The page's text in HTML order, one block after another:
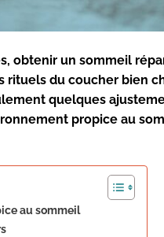
obtenir un sommeil
rituels du coucher bien
quelques
propice au
au sommeil